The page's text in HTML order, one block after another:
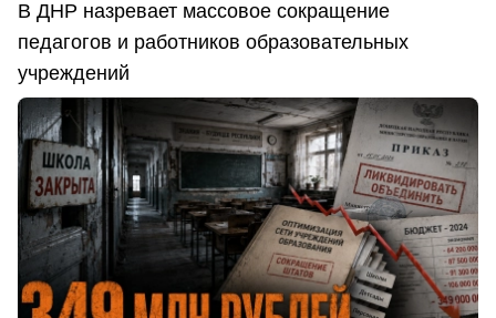
В ДНР назревает массовое сокращение
педагогов и работников образовательных
учреждений